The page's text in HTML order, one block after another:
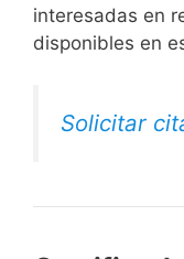
interesadas en
disponibles en
Solicitar